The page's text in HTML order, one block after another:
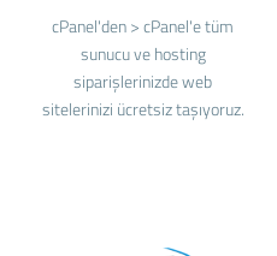
cPanel'den > cPanel'e tüm
sunucu ve hosting
siparişlerinizde web
sitelerinizi ücretsiz taşıyoruz.